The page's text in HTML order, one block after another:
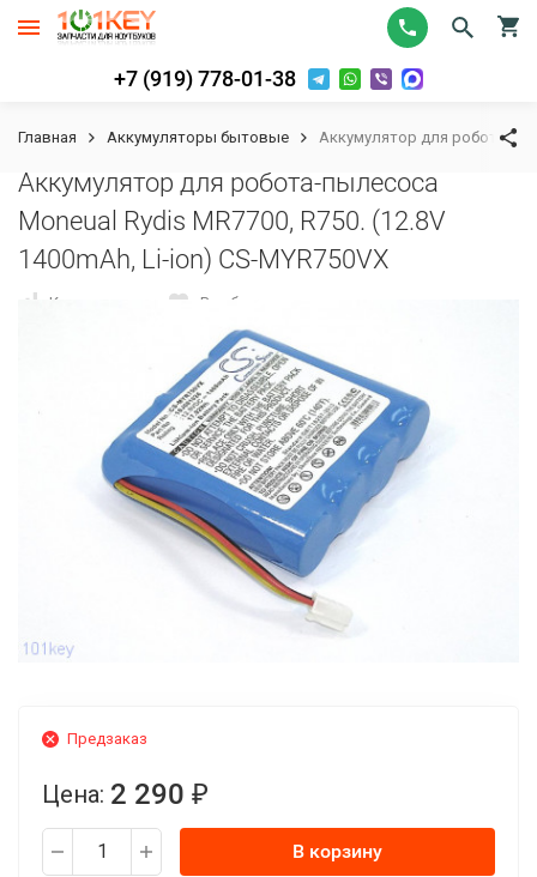
+7 (919) 778-01-38
Главная Аккумуляторы бытовые Аккумулятор для робота-
Аккумулятор для робота-пылесоса
Moneual Rydis MR7700, R750. (12.8V
1400mAh, Li-ion) CS-MYR750VX
К сравнению В избранное
Предзаказ
Цена: 2 290 ₽
В корзину